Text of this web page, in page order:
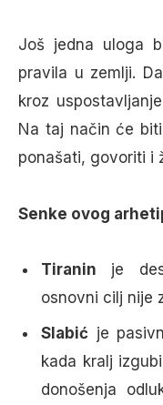
Još jedna uloga
pravila u zemlji.
kroz
Na taj način će
ponašati, govoriti i
Senke ovog
Tiranin je
osnovni cilj nije
Slabić je
kada kralj
donošenja